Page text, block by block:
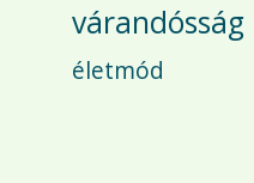
várandósság
életmód